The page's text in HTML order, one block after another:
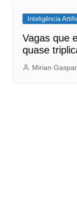
Inteligência
Vagas que
quase
Mirian